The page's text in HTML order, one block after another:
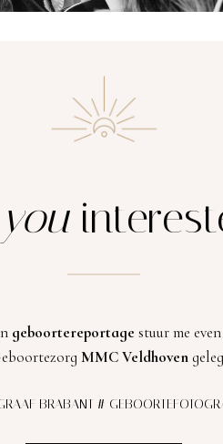
you
geboortereportage stuur me
MMC Veldhoven
BRABANT #